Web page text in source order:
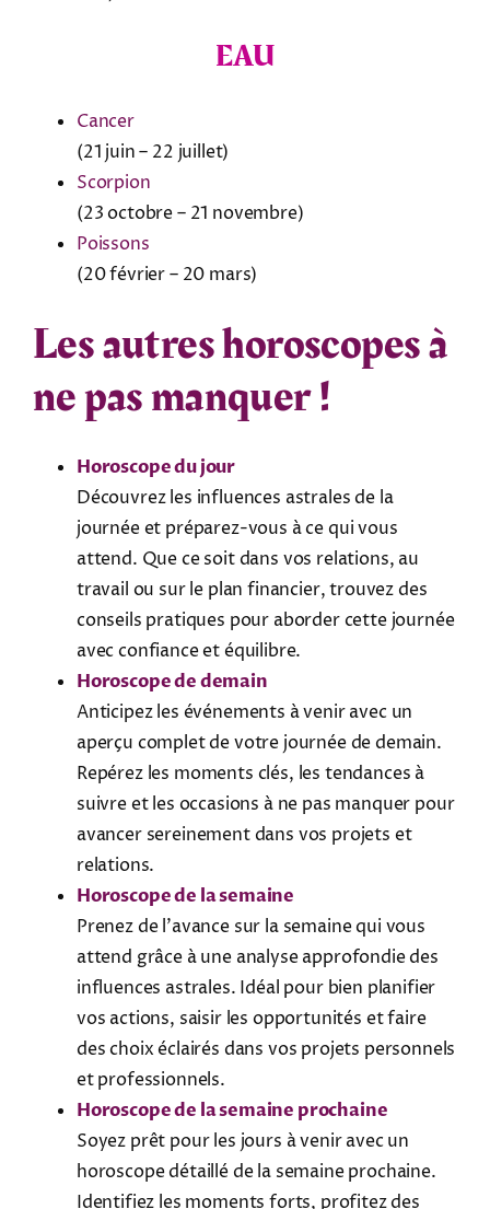
EAU
Cancer
(21 juin – 22 juillet)
Scorpion
(23 octobre – 21 novembre)
Poissons
(20 février – 20 mars)
Les autres horoscopes à
ne pas manquer !
Horoscope du jour
Découvrez les influences astrales de la
journée et préparez-vous à ce qui vous
attend. Que ce soit dans vos relations, au
travail ou sur le plan financier, trouvez des
conseils pratiques pour aborder cette journée
avec confiance et équilibre.
Horoscope de demain
Anticipez les événements à venir avec un
aperçu complet de votre journée de demain.
Repérez les moments clés, les tendances à
suivre et les occasions à ne pas manquer pour
avancer sereinement dans vos projets et
relations.
Horoscope de la semaine
Prenez de l’avance sur la semaine qui vous
attend grâce à une analyse approfondie des
influences astrales. Idéal pour bien planifier
vos actions, saisir les opportunités et faire
des choix éclairés dans vos projets personnels
et professionnels.
Horoscope de la semaine prochaine
Soyez prêt pour les jours à venir avec un
horoscope détaillé de la semaine prochaine.
Identifiez les moments forts, profitez des